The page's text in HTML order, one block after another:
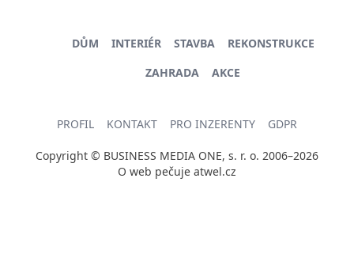
DŮM INTERIÉR STAVBA
REKONSTRUKCE
ZAHRADA
AKCE
PROFIL KONTAKT PRO INZERENTY GDPR
Copyright © BUSINESS MEDIA ONE, s. r. o. 2006–2026